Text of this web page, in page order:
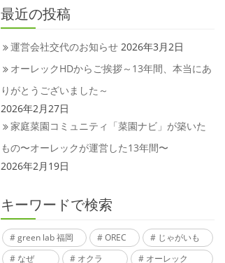
最近の投稿
運営会社交代のお知らせ 2026年3月2日
オーレックHDからご挨拶～13年間、本当にあ
りがとうございました～
2026年2月27日
家庭菜園コミュニティ「菜園ナビ」が築いた
もの〜オーレックが運営した13年間〜
2026年2月19日
キーワードで検索
green lab 福岡 OREC
じゃがいも
なぜ
オクラ
オーレック